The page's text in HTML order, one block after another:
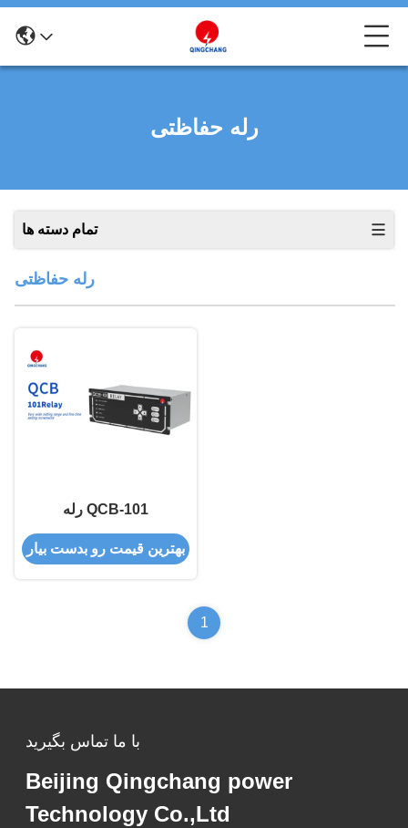
رله حفاظتی
تمام دسته ها
رله حفاظتی
رله QCB-101
بهترین قیمت رو بدست بیار
1
با ما تماس بگیرید
Beijing Qingchang power
Technology Co.,Ltd